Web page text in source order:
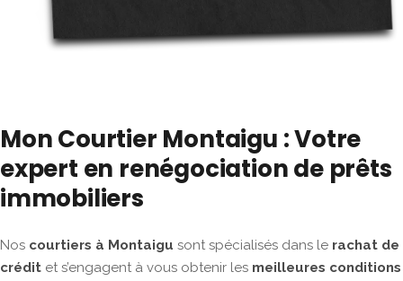
Mon Courtier Montaigu : Votre
expert en renégociation de prêts
immobiliers
Nos courtiers à Montaigu sont spécialisés dans le rachat de
crédit et s’engagent à vous obtenir les meilleures conditions